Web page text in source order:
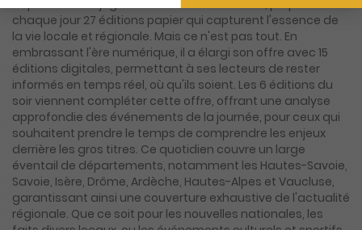
capacité à conjuguer tradition et modernité, proposant
chaque jour 27 éditions papier qui capturent l'essence de
la vie locale et régionale. Mais ce n'est pas tout. En
embrassant l'ère numérique, il a élargi son offre avec 15
éditions digitales, permettant à ses lecteurs de rester
informés en temps réel, où qu'ils soient. Les 6 éditions du
soir viennent compléter cette offre, offrant une analyse
approfondie des événements de la journée, pour ceux qui
souhaitent prendre le temps de comprendre les enjeux
derrière les gros titres. Ce quotidien couvre un large
éventail de départements, notamment les Hautes-Savoie,
Savoie, Isère, Drôme, Ardèche, Hautes-Alpes et Vaucluse,
garantissant ainsi une couverture exhaustive de l'actualité
régionale. Que ce soit pour les nouvelles nationales, les